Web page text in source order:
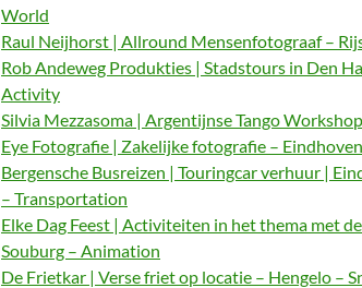
World
Raul Neijhorst | Allround Mensenfotograaf –
Rob Andeweg Produkties | Stadstours in Den
Activity
Silvia Mezzasoma | Argentijnse Tango
Eye Fotografie | Zakelijke fotografie –
Bergensche Busreizen | Touringcar verhuur |
– Transportation
Elke Dag Feest | Activiteiten in het thema met
Souburg – Animation
De Frietkar | Verse friet op locatie – Hengelo –